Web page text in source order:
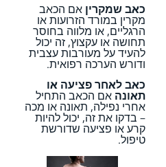
כאב שמקרין אם הכאב
מקרין במורד הזרועות או
הרגליים, או מלווה בחוסר
תחושה או עקצוץ, זה יכול
להעיד על מעורבות עצבית
ודורש הערכה רפואית.
כאב לאחר פציעה או
תאונה אם הכאב התחיל
אחרי נפילה, תאונה או מכה
– בדקו את זה, יכול להיות
קרע או פציעה שדורשת
טיפול.